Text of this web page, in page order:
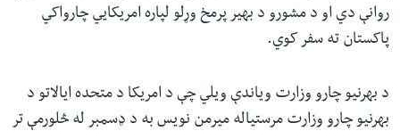
روانې دي او د مشورو د بهیر پرمخ وړلو لپاره امریکایي چارواکي
پاکستان ته سفر کوي.
د بهرنیو چارو وزارت ویاندې ویلي چې د امریکا د متحده ایالاتو د
بهرنیو چارو وزارت مرستیاله میرمن نویس به د ډسمبر له څلورمې تر